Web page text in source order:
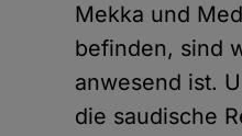
Mekka und
befinden, sind
anwesend ist.
die saudische